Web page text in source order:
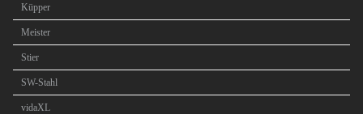
Küpper
Meister
Stier
SW-Stahl
vidaXL